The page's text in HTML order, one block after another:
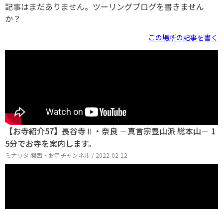
記事はまだありません。ツーリングブログを書きません
か？
この場所の記事を書く
【お寺紹介57】長谷寺Ⅱ・奈良 －真言宗豊山派 総本山－ 1
5分でお寺を案内します。
ミナワタ 関西・お寺チャンネル / 2022-02-12